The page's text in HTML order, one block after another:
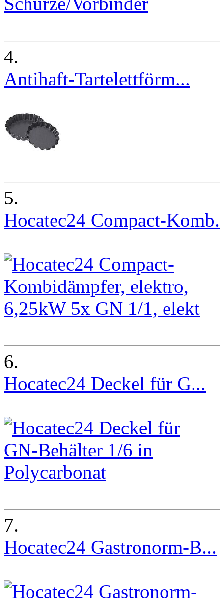
4.
Antihaft-Tartelettförm...
5.
Hocatec24 Compact-
6.
Hocatec24 Deckel für G...
7.
Hocatec24 Gastronorm-B...